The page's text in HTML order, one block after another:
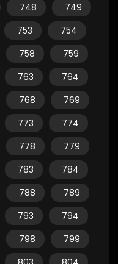
748
749
753
754
758
759
763
764
768
769
773
774
778
779
783
784
788
789
793
794
798
799